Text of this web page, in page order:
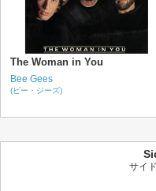
The Woman in You
Bee Gees
(ビー・ジーズ)
サイ